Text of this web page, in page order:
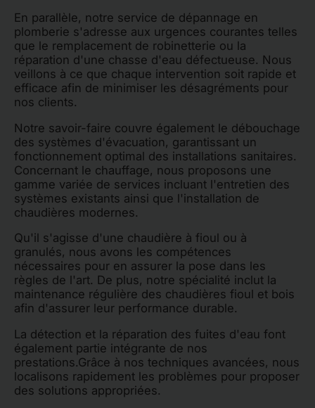
En parallèle, notre service de dépannage en
plomberie s'adresse aux urgences courantes telles
que le remplacement de robinetterie ou la
réparation d'une chasse d'eau défectueuse. Nous
veillons à ce que chaque intervention soit rapide et
efficace afin de minimiser les désagréments pour
nos clients.
Notre savoir-faire couvre également le débouchage
des systèmes d'évacuation, garantissant un
fonctionnement optimal des installations sanitaires.
Concernant le chauffage, nous proposons une
gamme variée de services incluant l'entretien des
systèmes existants ainsi que l'installation de
chaudières modernes.
Qu'il s'agisse d'une chaudière à fioul ou à
granulés, nous avons les compétences
nécessaires pour en assurer la pose dans les
règles de l'art. De plus, notre spécialité inclut la
maintenance régulière des chaudières fioul et bois
afin d'assurer leur performance durable.
La détection et la réparation des fuites d'eau font
également partie intégrante de nos
prestations.Grâce à nos techniques avancées, nous
localisons rapidement les problèmes pour proposer
des solutions appropriées.